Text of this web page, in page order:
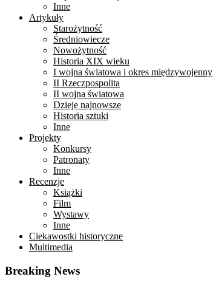
Inne
Artykuły
Starożytność
Średniowiecze
Nowożytność
Historia XIX wieku
I wojna światowa i okres międzywojenny
II Rzeczpospolita
II wojna światowa
Dzieje najnowsze
Historia sztuki
Inne
Projekty
Konkursy
Patronaty
Inne
Recenzje
Książki
Film
Wystawy
Inne
Ciekawostki historyczne
Multimedia
Breaking News